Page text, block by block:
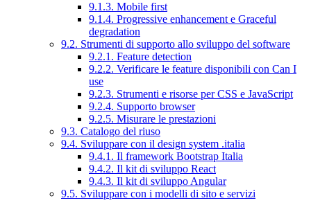
9.1.3. Mobile first
9.1.4. Progressive enhancement e Graceful
degradation
9.2. Strumenti di supporto allo sviluppo del software
9.2.1. Feature detection
9.2.2. Verificare le feature disponibili con Can I
use
9.2.3. Strumenti e risorse per CSS e JavaScript
9.2.4. Supporto browser
9.2.5. Misurare le prestazioni
9.3. Catalogo del riuso
9.4. Sviluppare con il design system .italia
9.4.1. Il framework Bootstrap Italia
9.4.2. Il kit di sviluppo React
9.4.3. Il kit di sviluppo Angular
9.5. Sviluppare con i modelli di sito e servizi